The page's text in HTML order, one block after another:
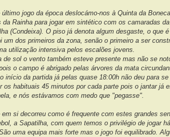
último jogo da época deslocámo-nos à Quinta da
da Rainha para jogar em sintético com os camaradas da
(Condeixa). O piso já denota algum desgaste, o que
um dos primeiros da zona, senão o primeiro a ser
utilização intensiva pelos escalões jovens.
de sol o vento também esteve presente mas não se
o campo é abrigado pelas árvores da mata
início da partida já pelas quase 18:00h não deu para se
os habituais 45 minutos por cada parte pois o jantar já
e nós estávamos com medo que "pegasse".
em si decorreu como é frequente com estes grandes
a Sapatilha, com quem temos o privilégio de jogar
uma equipa mais forte mas o jogo foi equilibrado.